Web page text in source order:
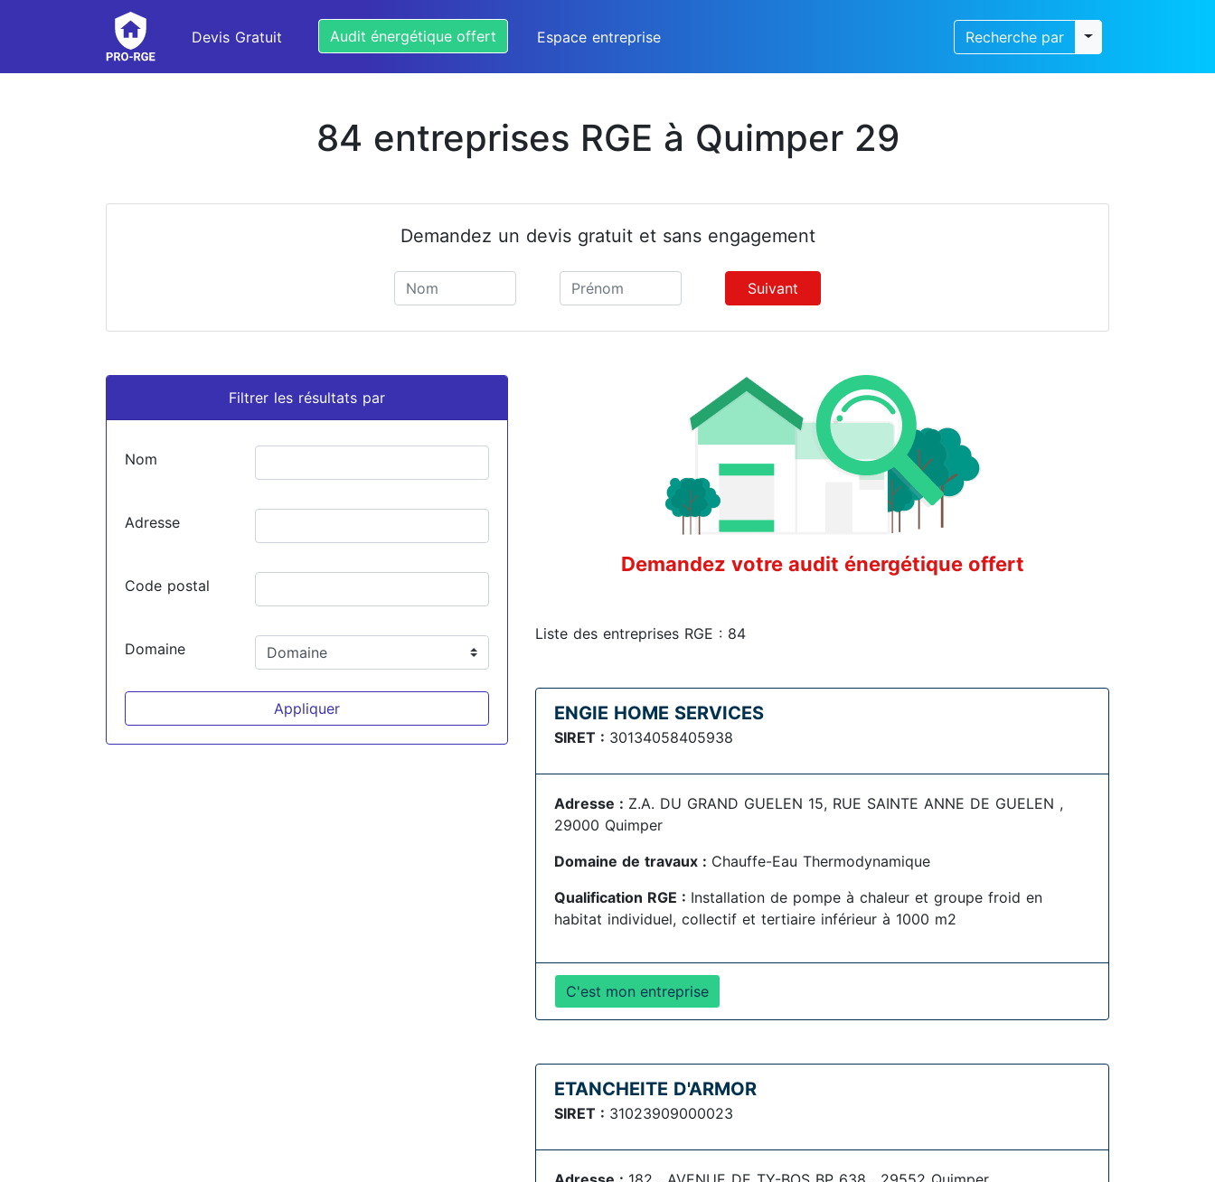
Devis Gratuit Audit énergétique offert Espace entreprise Recherche par Toggle dropdown
84 entreprises RGE à Quimper 29
Demandez un devis gratuit et sans engagement
Suivant
Filtrer les résultats par
Nom
Adresse
Code postal
Domaine
Appliquer
Demandez votre audit énergétique offert
Liste des entreprises RGE : 84
ENGIE HOME SERVICES
SIRET : 30134058405938
Adresse : Z.A. DU GRAND GUELEN 15, RUE SAINTE ANNE DE GUELEN ,
29000 Quimper
Domaine de travaux : Chauffe-Eau Thermodynamique
Qualification RGE : Installation de pompe à chaleur et groupe froid en
habitat individuel, collectif et tertiaire inférieur à 1000 m2
C'est mon entreprise
ETANCHEITE D'ARMOR
SIRET : 31023909000023